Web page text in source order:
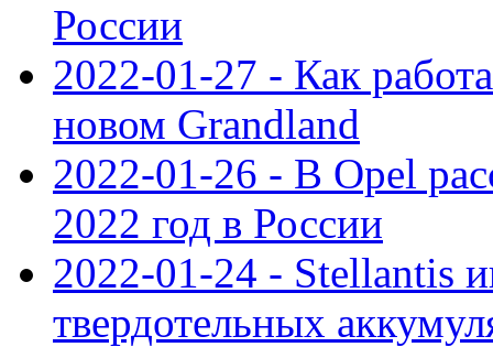
России
2022-01-27 - Как
новом Grandland
2022-01-26 - В Opel
2022 год в России
2022-01-24 - Stellantis
твердотельных